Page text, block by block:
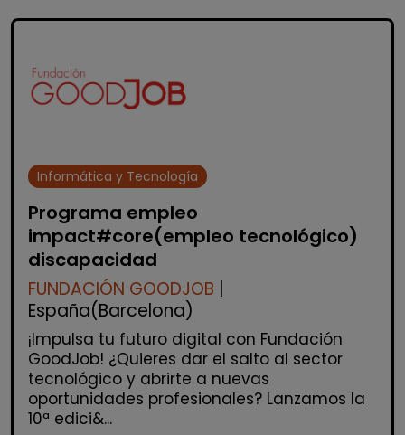
Informática y Tecnología
Programa empleo
impact#core(empleo tecnológico)
discapacidad
FUNDACIÓN GOODJOB
España(Barcelona)
¡Impulsa tu futuro digital con Fundación
GoodJob! ¿Quieres dar el salto al sector
tecnológico y abrirte a nuevas
oportunidades profesionales? Lanzamos la
10ª edici&...